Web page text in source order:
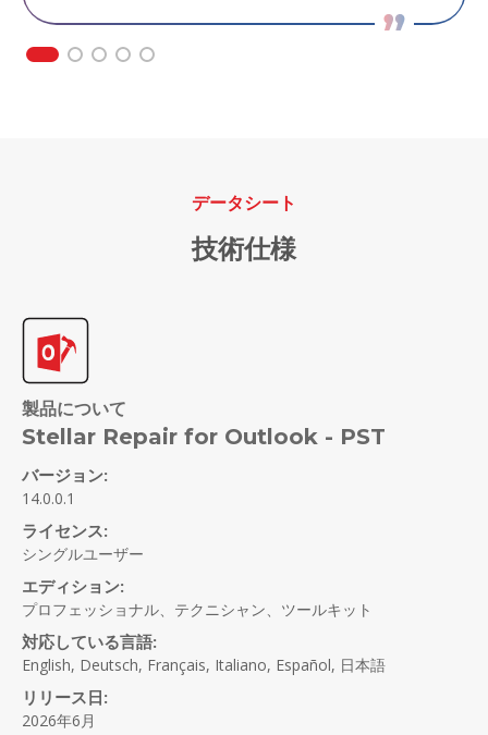
データシート
技術仕様
製品について
Stellar Repair for Outlook - PST
バージョン:
14.0.0.1
ライセンス:
シングルユーザー
エディション:
プロフェッショナル、テクニシャン、ツールキット
対応している言語:
English, Deutsch, Français, Italiano, Español, 日本語
リリース日:
2026年6月